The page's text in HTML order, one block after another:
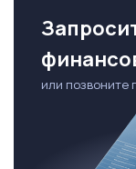
или позвоните